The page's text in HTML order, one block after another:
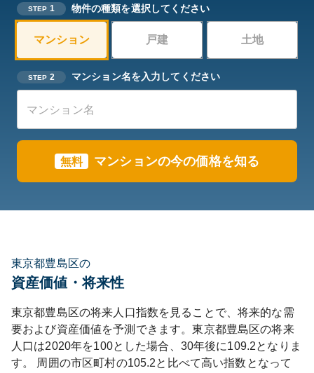
STEP 1 物件の種類を選択してください
マンション 戸建 土地
STEP 2 マンション名を入力してください
無料 マンションの今の価格を知る
東京都豊島区の
資産価値・将来性
東京都豊島区の将来人口指数を見ることで、将来的な需
要および資産価値を予測できます。東京都豊島区の将来
人口は2020年を100とした場合、30年後に109.2となりま
す。
周囲の市区町村の105.2と比べて高い指数となって